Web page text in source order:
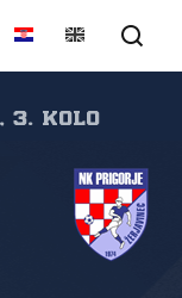
3. kolo